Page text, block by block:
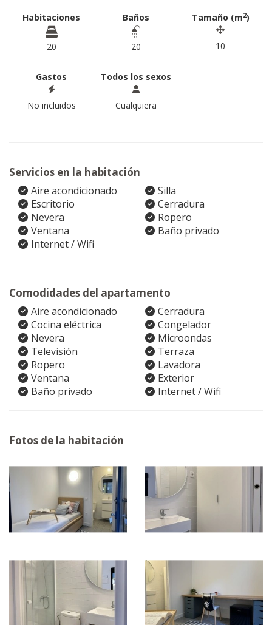
Habitaciones
20
Baños
20
Tamaño (m2)
10
Gastos
No incluidos
Todos los sexos
Cualquiera
Servicios en la habitación
Aire acondicionado
Silla
Escritorio
Cerradura
Nevera
Ropero
Ventana
Baño privado
Internet / Wifi
Comodidades del apartamento
Aire acondicionado
Cerradura
Cocina eléctrica
Congelador
Nevera
Microondas
Televisión
Terraza
Ropero
Lavadora
Ventana
Exterior
Baño privado
Internet / Wifi
Fotos de la habitación